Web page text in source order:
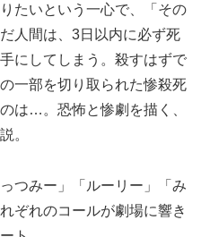
たいという一心で、「その
人間は、3日以内に必ず死
にしてしまう。殺すはずで
一部を切り取られた惨殺死
は…。恐怖と惨劇を描く、
。
つみー」「ルーリー」「み
ぞれのコールが劇場に響き